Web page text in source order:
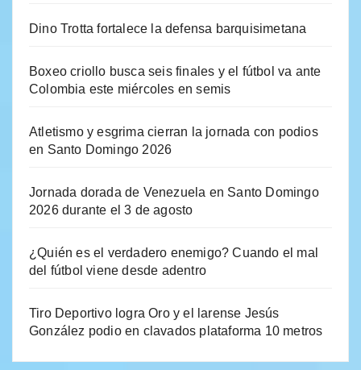
Dino Trotta fortalece la defensa barquisimetana
Boxeo criollo busca seis finales y el fútbol va ante
Colombia este miércoles en semis
Atletismo y esgrima cierran la jornada con podios
en Santo Domingo 2026
Jornada dorada de Venezuela en Santo Domingo
2026 durante el 3 de agosto
¿Quién es el verdadero enemigo? Cuando el mal
del fútbol viene desde adentro
Tiro Deportivo logra Oro y el larense Jesús
González podio en clavados plataforma 10 metros